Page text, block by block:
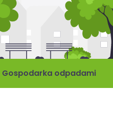
Gospodarka odpadami